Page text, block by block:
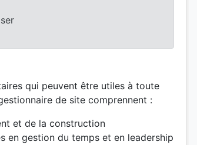
qui peuvent être utiles à toute
de site comprennent :
et de la construction
en gestion du temps et en leadership